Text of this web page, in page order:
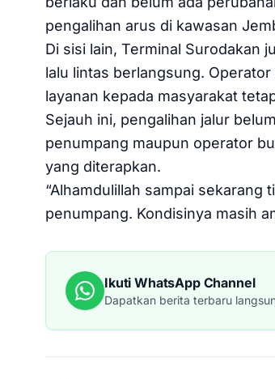
pengalihan arus di kawasan
Di sisi lain, Terminal Surodakan
lalu lintas berlangsung.
layanan kepada masyarakat
Sejauh ini, pengalihan jalur
penumpang maupun operator
yang diterapkan.
“Alhamdulillah sampai
penumpang. Kondisinya masih
Ikuti WhatsApp Channel
Dapatkan berita terbaru